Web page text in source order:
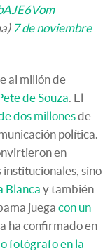
7 de noviembre
al millón de
de Souza . El
dos millonesde
política.
en
institucionales, sino
Blanca y también
juega con un
ha confirmado en
fotógrafo en la